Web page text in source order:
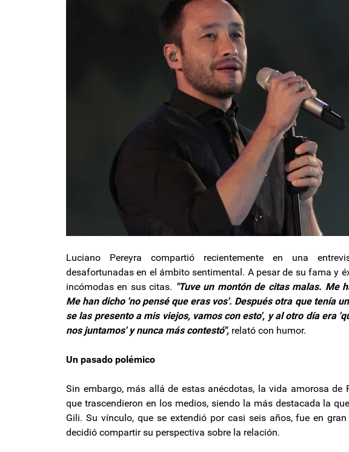
Luciano Pereyra compartió recientemente en una
desafortunadas en el ámbito sentimental. A pesar de su fama y
incómodas en sus citas. "Tuve un montón de citas malas. Me
Me han dicho 'no pensé que eras vos'. Después otra que tenía
se las presento a mis viejos, vamos con esto', y al otro día era
nos juntamos' y nunca más contestó", relató con humor.
Un pasado polémico
Sin embargo, más allá de estas anécdotas, la vida amorosa de
que trascendieron en los medios, siendo la más destacada la
Gili. Su vínculo, que se extendió por casi seis años, fue en
decidió compartir su perspectiva sobre la relación.